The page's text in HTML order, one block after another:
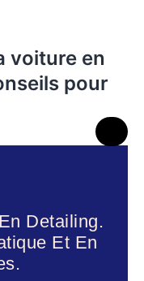
voiture en
pour
Detailing.
Et En